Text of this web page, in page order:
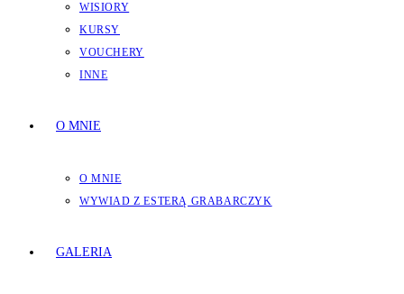
WISIORY
KURSY
VOUCHERY
INNE
O MNIE
O MNIE
WYWIAD Z ESTERĄ GRABARCZYK
GALERIA